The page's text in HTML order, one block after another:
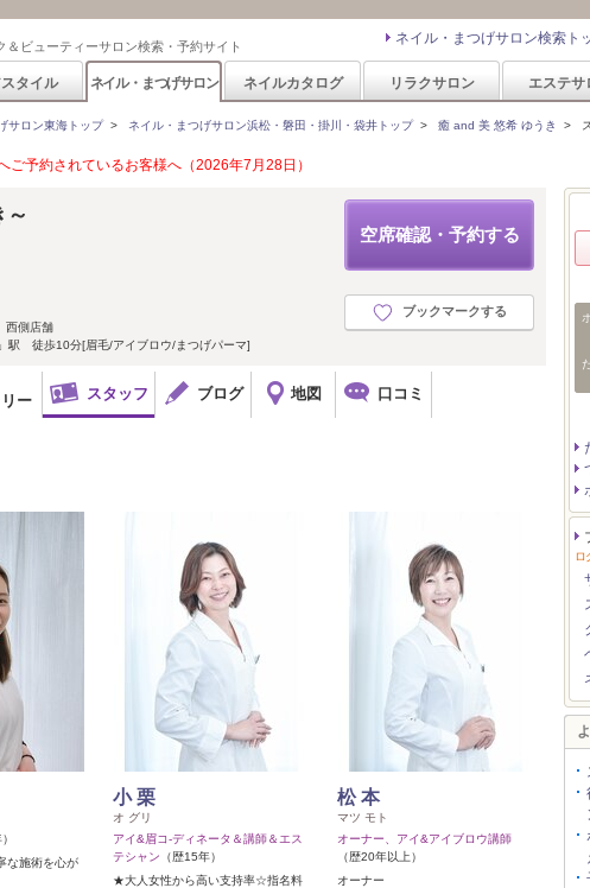
＆ビューティーサロン検索・予約サイト ネイル・まつげサロン検索ト
タイル ネイル・まつげサロン ネイルカタログ リラクサロン エステサ
サロン東海トップ> ネイル・まつげサロン浜松・磐田・掛川・袋井トップ> 癒 and 美 悠希 ゆうき >
ご予約されているお客様へ（2026年7月28日）
空席確認・予約する
ブックマークする
西側店舗
徒歩10分[眉毛/アイブロウ/まつげパーマ]
ー
スタッフ ブログ 地図 口コミ
な施術を心が
小 栗
オ グリ
アイ&眉コ-ディネータ＆講師＆エス
テシャン （歴15年）
★大人女性から高い支持率☆指名料
松 本
マツ モト
オーナー、アイ&アイブロウ講師
（歴20年以上）
オーナー
ロ